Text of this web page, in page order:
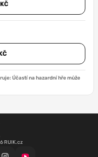
Účastí na hazardní hře může
RUIK.cz